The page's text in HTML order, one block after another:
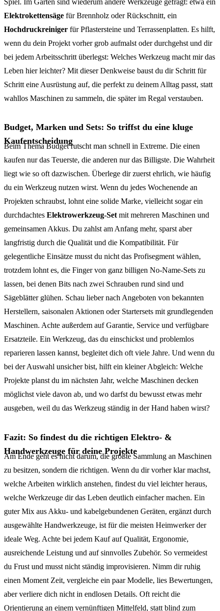
Elektrokettensäge für Brennholz oder Rückschnitt, ein
Hochdruckreiniger für Pflastersteine und Terrassenplatten. Es hilft,
wenn du dein Projekt vorher grob aufmalst oder durchgehst und dir
bei jedem Arbeitsschritt überlegst: Welches Werkzeug macht mir das
Leben hier leichter? Mit dieser Denkweise baust du dir Schritt für
Schritt eine Ausrüstung auf, die perfekt zu deinem Alltag passt, statt
wahllos Maschinen zu sammeln, die später im Regal verstauben.
Budget, Marken und Sets: So triffst du eine kluge
Kaufentscheidung
Beim Thema Budget rutscht man schnell in Extreme. Die einen
kaufen nur das Teuerste, die anderen nur das Billigste. Die Wahrheit
liegt wie so oft dazwischen. Überlege dir zuerst ehrlich, wie häufig
du ein Werkzeug nutzen wirst. Wenn du jedes Wochenende an
Projekten schraubst, lohnt eine solide Marke, vielleicht sogar ein
durchdachtes Elektrowerkzeug-Setmit mehreren Maschinen und
gemeinsamen Akkus. Du zahlst am Anfang mehr, sparst aber
langfristig durch die Qualität und die Kompatibilität. Für
gelegentliche Einsätze musst du nicht das Profisegment wählen,
trotzdem lohnt es, die Finger von ganz billigen No-Name-Sets zu
lassen, bei denen Bits nach zwei Schrauben rund sind und
Sägeblätter glühen. Schau lieber nach Angeboten von bekannten
Herstellern, saisonalen Aktionen oder Startersets mit grundlegenden
Maschinen. Achte außerdem auf Garantie, Service und verfügbare
Ersatzteile. Ein Werkzeug, das du einschickst und problemlos
reparieren lassen kannst, begleitet dich oft viele Jahre. Und wenn du
bei der Auswahl unsicher bist, hilft ein kleiner Abgleich: Welche
Projekte planst du im nächsten Jahr, welche Maschinen decken
möglichst viele davon ab, und wo darfst du bewusst etwas mehr
ausgeben, weil du das Werkzeug ständig in der Hand haben wirst?
Fazit: So findest du die richtigen Elektro- &
Handwerkzeuge für deine Projekte
Am Ende geht es nicht darum, die größte Sammlung an Maschinen
zu besitzen, sondern die richtigen. Wenn du dir vorher klar machst,
welche Arbeiten wirklich anstehen, findest du viel leichter heraus,
welche Werkzeuge dir das Leben deutlich einfacher machen. Ein
guter Mix aus Akku- und kabelgebundenen Geräten, ergänzt durch
ausgewählte Handwerkzeuge, ist für die meisten Heimwerker der
ideale Weg. Achte bei jedem Kauf auf Qualität, Ergonomie,
ausreichende Leistung und auf sinnvolles Zubehör. So vermeidest
du Frust und musst nicht ständig improvisieren. Nimm dir ruhig
einen Moment Zeit, vergleiche ein paar Modelle, lies Bewertungen,
aber verliere dich nicht in endlosen Details. Oft reicht die
Orientierung an einem vernünftigen Mittelfeld, statt blind zum